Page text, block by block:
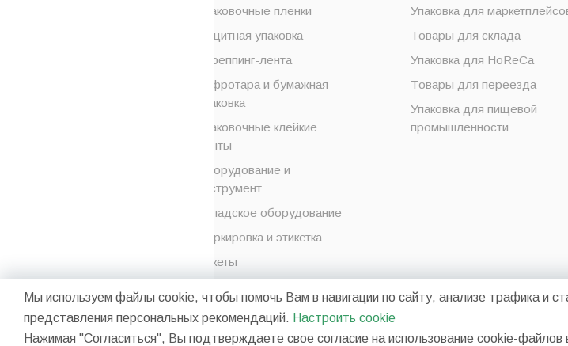
Упаковочные пленки
Защитная упаковка
Стреппинг-лента
Гофротара и бумажная
упаковка
Упаковочные клейкие
ленты
Оборудование и
инструмент
Складское оборудование
Маркировка и этикетка
Пакеты
индивидуальной защиты
Мешки и сетки
Упаковка для
Товары для склада
Упаковка для HoReCa
Товары для переезда
Упаковка для пищевой
промышленности
Мы используем файлы cookie, чтобы помочь Вам в навигации по сайту, анализе трафика и
представления персональных рекомендаций. Настроить cookie
Нажимая "Согласиться", Вы подтверждаете свое согласие на использование cookie-файлов